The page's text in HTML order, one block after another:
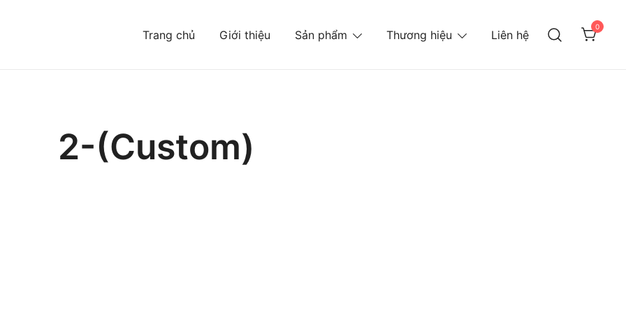
Trang chủ Giới thiệu Sản phẩm Thương hiệu Liên hệ
0
2-(Custom)